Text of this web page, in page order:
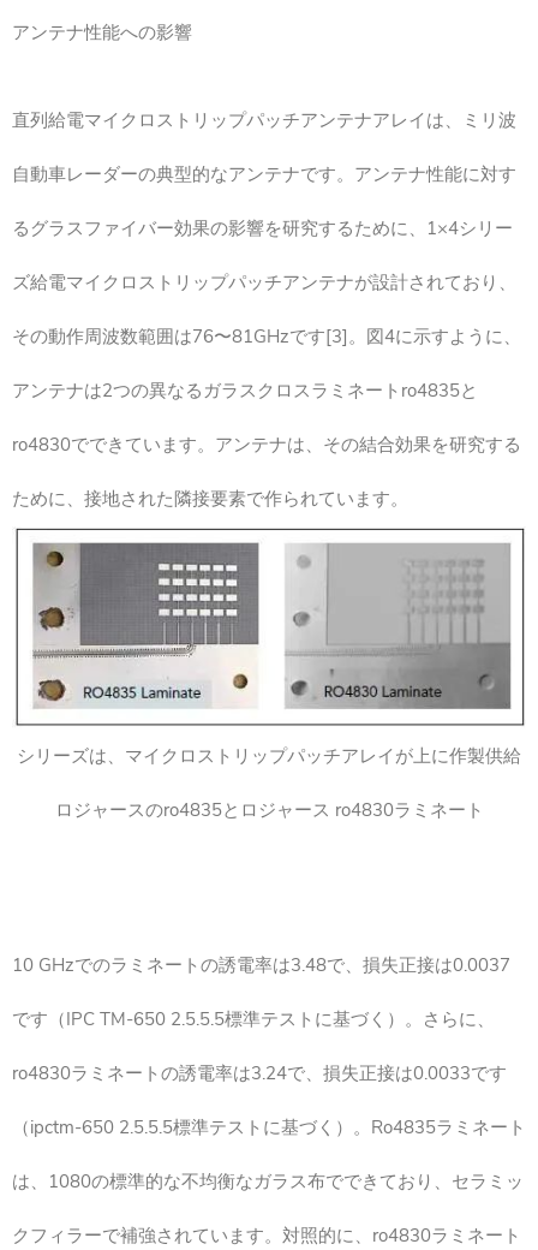
アンテナ性能への影響
直列給電マイクロストリップパッチアンテナアレイは、ミリ波
自動車レーダーの典型的なアンテナです。アンテナ性能に対す
るグラスファイバー効果の影響を研究するために、1×4シリー
ズ給電マイクロストリップパッチアンテナが設計されており、
その動作周波数範囲は76〜81GHzです[3]。図4に示すように、
アンテナは2つの異なるガラスクロスラミネートro4835と
ro4830でできています。アンテナは、その結合効果を研究する
ために、接地された隣接要素で作られています。
シリーズは、マイクロストリップパッチアレイが上に作製供給
ロジャースのro4835とロジャース ro4830ラミネート
10 GHzでのラミネートの誘電率は3.48で、損失正接は0.0037
です（IPC TM-650 2.5.5.5標準テストに基づく）。さらに、
ro4830ラミネートの誘電率は3.24で、損失正接は0.0033です
（ipctm-650 2.5.5.5標準テストに基づく）。Ro4835ラミネート
は、1080の標準的な不均衡なガラス布でできており、セラミッ
クフィラーで補強されています。対照的に、ro4830ラミネート